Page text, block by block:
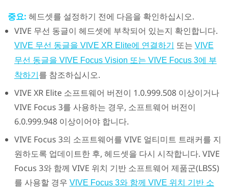
중요: 헤드셋를 설정하기 전에 다음을 확인하십시오.
VIVE 무선 동글이 헤드셋에 부착되어 있는지 확인합니다.
VIVE 무선 동글을 VIVE XR Elite에 연결하기 또는 VIVE
무선 동글을 VIVE Focus Vision 또는 VIVE Focus 3에 부
착하기 를 참조하십시오.
VIVE XR Elite소프트웨어 버전이 1.0.999.508 이상이거나
VIVE Focus 3를 사용하는 경우, 소프트웨어 버전이
6.0.999.948 이상이어야 합니다.
VIVE Focus 3의 소프트웨어를 VIVE 얼티미트 트래커를 지
원하도록 업데이트한 후, 헤드셋을 다시 시작합니다. VIVE
Focus 3와 함께 VIVE 위치 기반 소프트웨어 제품군(LBSS)
를 사용할 경우 VIVE Focus 3와 함께 VIVE 위치 기반 소